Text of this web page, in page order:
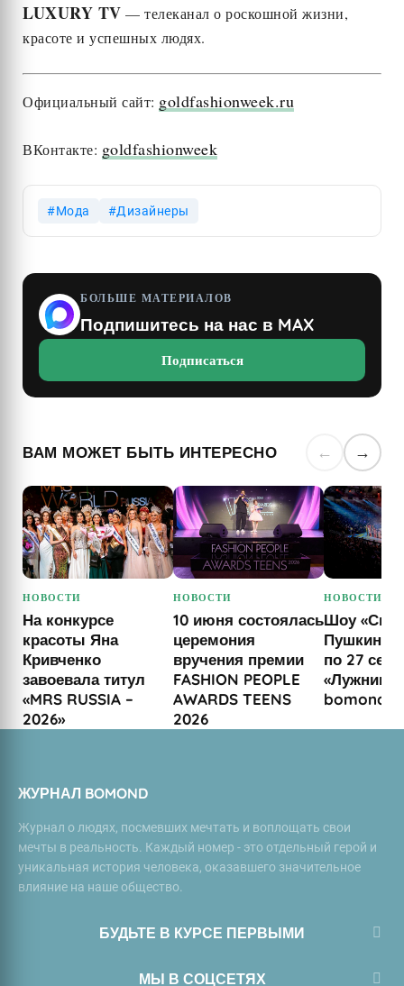
LUXURY TV — телеканал о роскошной жизни,
красоте и успешных людях.
Официальный сайт: goldfashionweek.ru
ВКонтакте: goldfashionweek
Мода Дизайнеры
БОЛЬШЕ МАТЕРИАЛОВ
Подпишитесь на нас в MAX
Подписаться
ВАМ МОЖЕТ БЫТЬ ИНТЕРЕСНО ← →
НОВОСТИ
На конкурсе
красоты Яна
Кривченко
завоевала титул
«MRS RUSSIA –
2026»
НОВОСТИ
10 июня состоялась
церемония
вручения премии
FASHION PEOPLE
AWARDS TEENS
2026
НОВОСТИ
Шоу «Сны
Пушкина»
по 27
bomond
ЖУРНАЛ BOMOND
Журнал о людях, посмевших мечтать и воплощать свои
мечты в реальность. Каждый номер - это отдельный герой и
уникальная история человека, оказавшего значительное
влияние на наше общество.
БУДЬТЕ В КУРСЕ ПЕРВЫМИ
МЫ В СОЦСЕТЯХ